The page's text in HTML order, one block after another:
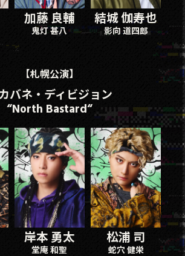
加藤 良輔
鬼灯 甚八
結城 伽寿也
影向 道四郎
【札幌公演】
バネ・ディビジョン
“North Bastard“
岸本 勇太
堂庵 和聖
松浦 司
蛇穴 健栄